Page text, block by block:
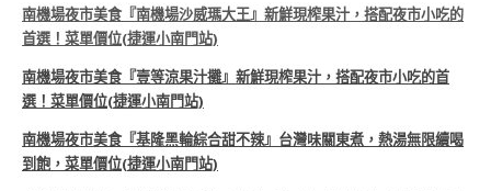
南機場夜市美食『南機場沙威瑪大王』新鮮現榨果汁，搭配夜市小吃的
首選！菜單價位(捷運小南門站)
南機場夜市美食『壹等涼果汁攤』新鮮現榨果汁，搭配夜市小吃的首
選！菜單價位(捷運小南門站)
南機場夜市美食『基隆黑輪綜合甜不辣』台灣味關東煮，熱湯無限續喝
到飽，菜單價位(捷運小南門站)